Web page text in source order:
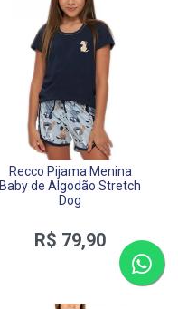
Recco Pijama Menina
Baby de Algodão Stretch
Dog
R$ 79,90